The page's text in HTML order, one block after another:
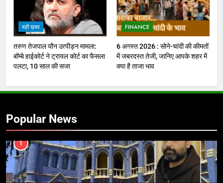
बड़ी ख़बर
तरुण तेजपाल यौन उत्पीड़न मामला:
बॉम्बे हाईकोर्ट ने ट्रायल कोर्ट का फैसला
पलटा, 10 साल की सजा
FINANCE
6 अगस्त 2026 : सोने-चांदी की कीमतों
में जबरदस्त तेजी, जानिए आपके शहर में
क्या है ताजा भाव
Popular News
1